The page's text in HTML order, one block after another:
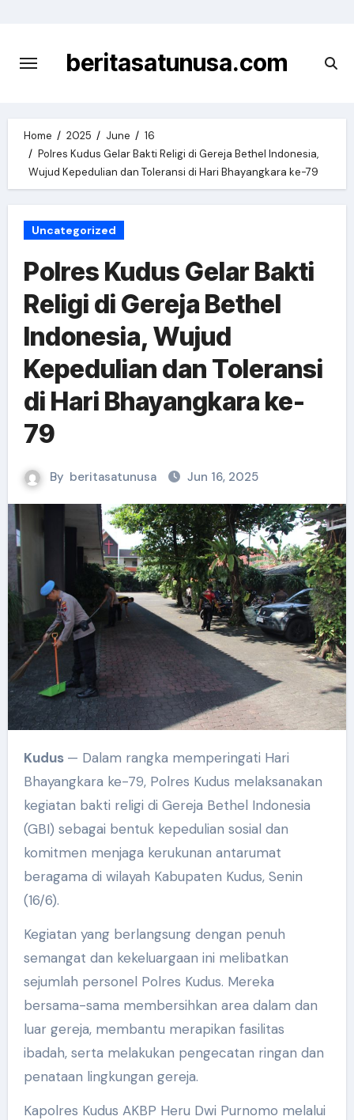
content
beritasatunusa.com
Home 2025 June
16
Polres Kudus Gelar Bakti Religi di Gereja Bethel Indonesia,
Wujud Kepedulian dan Toleransi di Hari Bhayangkara ke-79
Uncategorized
Polres Kudus Gelar Bakti
Religi di Gereja Bethel
Indonesia, Wujud
Kepedulian dan Toleransi
di Hari Bhayangkara ke-
79
By beritasatunusa Jun 16, 2025
Kudus — Dalam rangka memperingati Hari
Bhayangkara ke-79, Polres Kudus melaksanakan
kegiatan bakti religi di Gereja Bethel Indonesia
(GBI) sebagai bentuk kepedulian sosial dan
komitmen menjaga kerukunan antarumat
beragama di wilayah Kabupaten Kudus, Senin
(16/6).
Kegiatan yang berlangsung dengan penuh
semangat dan kekeluargaan ini melibatkan
sejumlah personel Polres Kudus. Mereka
bersama-sama membersihkan area dalam dan
luar gereja, membantu merapikan fasilitas
ibadah, serta melakukan pengecatan ringan dan
penataan lingkungan gereja.
Kapolres Kudus AKBP Heru Dwi Purnomo melalui